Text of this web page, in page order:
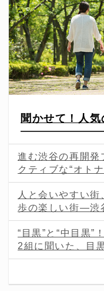
聞かせて！人
進む渋谷の再開発
クティブな“オト
人と会いやすい
歩の楽しい街—渋
“目黒”と“中目黒”
2組に聞いた、目